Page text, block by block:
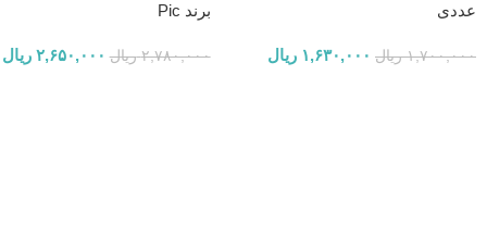
عددی
۱,۷۰۰,۰۰۰ ریال ۱,۶۳۰,۰۰۰ ریال
برند Pic
۲,۷۸۰,۰۰۰ ریال ۲,۶۵۰,۰۰۰ ریال